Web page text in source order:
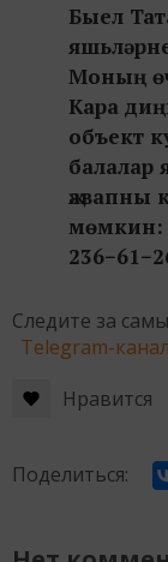
Быел
Моның
Кара
объект
балалар
җавапны
мөмкин:
Следите за
Telegram-
Нравится
Поделиться: